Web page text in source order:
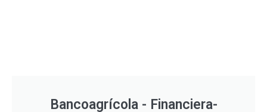
Bancoagrícola - Financiera-